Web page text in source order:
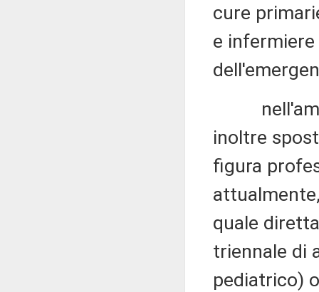
cure
e
inoltre
figura
quale
triennale di
pediatrico)